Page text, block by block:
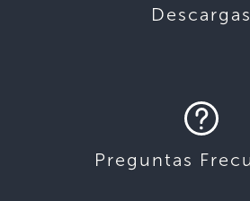
Descargas
Preguntas